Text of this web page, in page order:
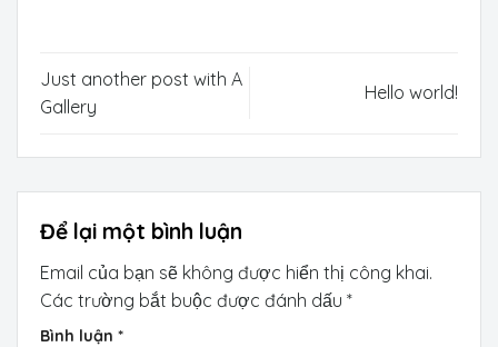
Just another post with A
Gallery
Hello world!
Để lại một bình luận
Email của bạn sẽ không được hiển thị công khai.
Các trường bắt buộc được đánh dấu *
Bình luận *